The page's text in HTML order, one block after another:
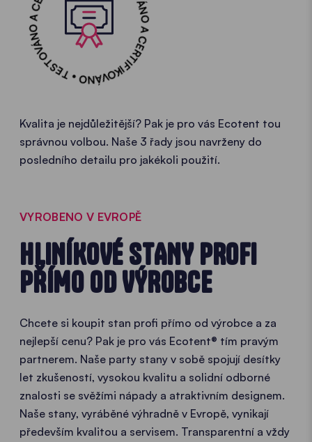
Kvalita je nejdůležitější? Pak je pro vás Ecotent tou
správnou volbou. Naše 3 řady jsou navrženy do
posledního detailu pro jakékoli použití.
VYROBENO V EVROPĚ
HLINÍKOVÉ STANY PROFI
PŘÍMO OD VÝROBCE
Chcete si koupit stan profi přímo od výrobce a za
nejlepší cenu? Pak je pro vás Ecotent® tím pravým
partnerem. Naše party stany v sobě spojují desítky
let zkušeností, vysokou kvalitu a solidní odborné
znalosti se svěžími nápady a atraktivním designem.
Naše stany, vyráběné výhradně v Evropě, vynikají
především kvalitou a servisem. Transparentní a vždy